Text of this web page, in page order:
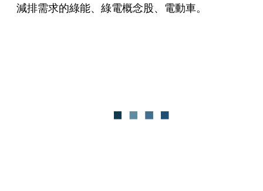
減排需求的綠能、綠電概念股、電動車。